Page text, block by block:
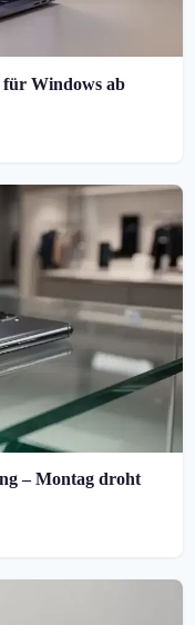
Windows ab
– Montag droht